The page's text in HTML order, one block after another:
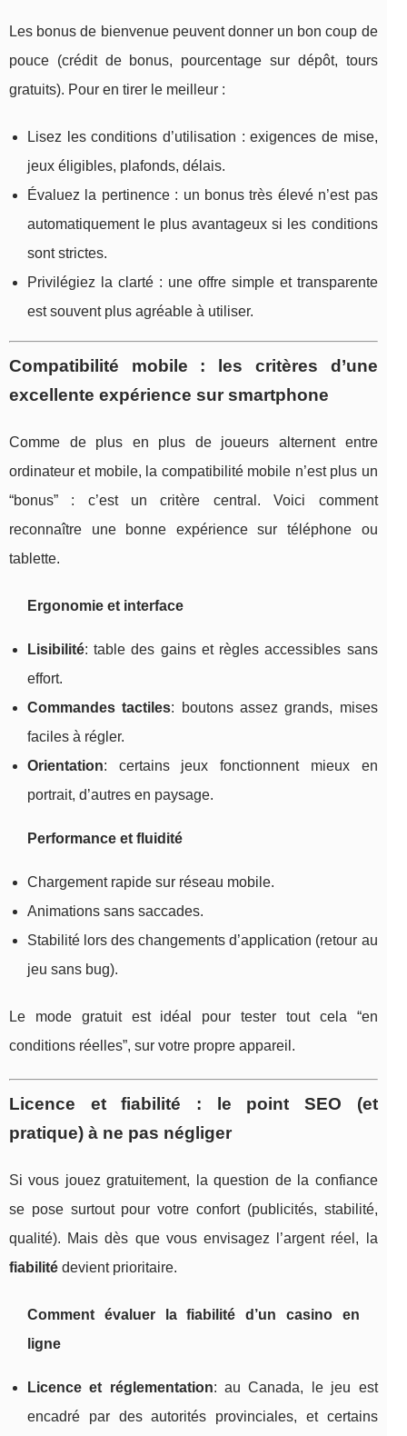
Les bonus de bienvenue peuvent donner un bon coup de
pouce (crédit de bonus, pourcentage sur dépôt, tours
gratuits). Pour en tirer le meilleur :
Lisez les conditions d’utilisation : exigences de mise,
jeux éligibles, plafonds, délais.
Évaluez la pertinence : un bonus très élevé n’est pas
automatiquement le plus avantageux si les conditions
sont strictes.
Privilégiez la clarté : une offre simple et transparente
est souvent plus agréable à utiliser.
Compatibilité mobile : les critères d’une
excellente expérience sur smartphone
Comme de plus en plus de joueurs alternent entre
ordinateur et mobile, la compatibilité mobile n’est plus un
“bonus” : c’est un critère central. Voici comment
reconnaître une bonne expérience sur téléphone ou
tablette.
Ergonomie et interface
Lisibilité: table des gains et règles accessibles sans
effort.
Commandes tactiles: boutons assez grands, mises
faciles à régler.
Orientation: certains jeux fonctionnent mieux en
portrait, d’autres en paysage.
Performance et fluidité
Chargement rapide sur réseau mobile.
Animations sans saccades.
Stabilité lors des changements d’application (retour au
jeu sans bug).
Le mode gratuit est idéal pour tester tout cela “en
conditions réelles”, sur votre propre appareil.
Licence et fiabilité : le point SEO (et
pratique) à ne pas négliger
Si vous jouez gratuitement, la question de la confiance
se pose surtout pour votre confort (publicités, stabilité,
qualité). Mais dès que vous envisagez l’argent réel, la
fiabilité devient prioritaire.
Comment évaluer la fiabilité d’un casino en
ligne
Licence et réglementation: au Canada, le jeu est
encadré par des autorités provinciales, et certains